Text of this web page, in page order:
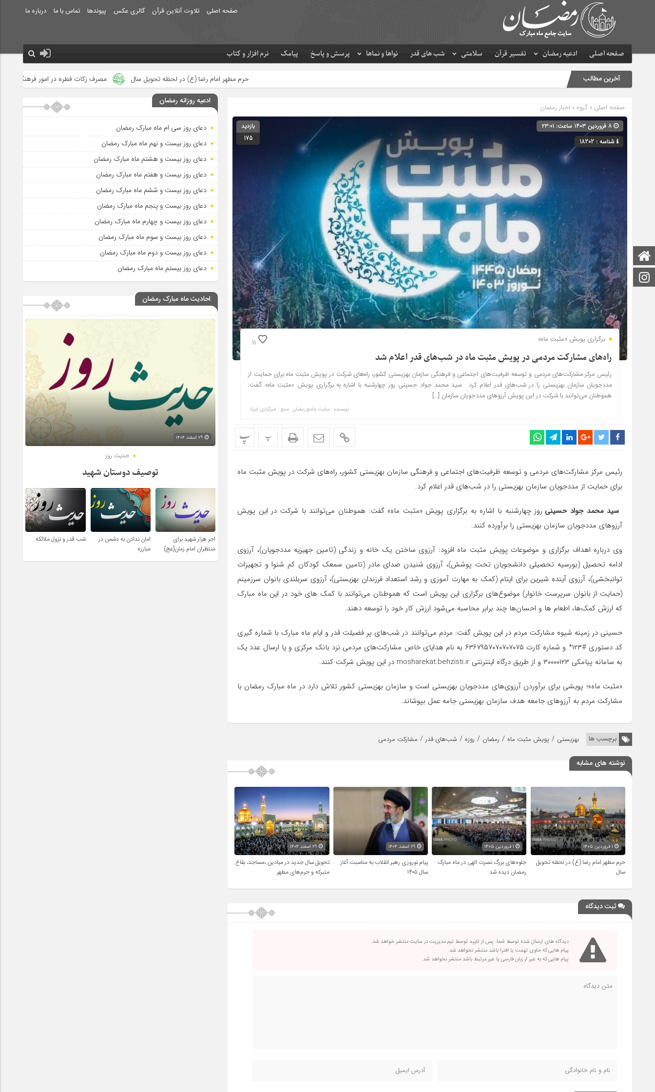
صفحه اصلی تلاوت آنلاین قرآن گالری عکس پیوندها تماس با ما درباره ما
صفحه اصلی ادعیه رمضان تفسیر قرآن سلامتی شب های قدر نواها و نماها پرسش و پاسخ پیامک نرم افزار و کتاب
صفحه اصلی
اینستاگرام
آخرین مطالب حرم مطهر امام رضا (ع) در لحظه تحویل سال مصرف زکات فطره در امور فرهنگی جلوه‌های بزرگ
صفحه اصلی » گروه » اخبار رمضان
شناسه : 18202
بازدید
175
11 برگزاری پویش «مثبت ماه»
راه‌های مشارکت مردمی در پویش مثبت ماه در شب‌های قدر اعلام شد
رئیس مرکز مشارکت‌های مردمی و توسعه ظرفیت‌های اجتماعی و فرهنگی سازمان بهزیستی کشور، راه‌های شرکت در پویش مثبت ماه برای حمایت از
مددجویان سازمان بهزیستی را در شب‌های قدر اعلام کرد. سید محمد جواد حسینی روز چهارشنبه با اشاره به برگزاری پویش «مثبت ماه» گفت:
هموطنان می‌توانند با شرکت در این پویش آرزوهای مددجویان سازمان […]
نویسنده : سایت جامع رمضان منبع : خبرگزاری ایرنا
پ پ
رئیس مرکز مشارکت‌های مردمی و توسعه ظرفیت‌های اجتماعی و فرهنگی سازمان بهزیستی کشور، راه‌های شرکت در پویش مثبت ماه
برای حمایت از مددجویان سازمان بهزیستی را در شب‌های قدر اعلام کرد.
سید محمد جواد حسینی روز چهارشنبه با اشاره به برگزاری پویش «مثبت ماه» گفت: هموطنان می‌توانند با شرکت در این پویش
آرزوهای مددجویان سازمان بهزیستی را برآورده کنند.
وی درباره اهداف برگزاری و موضوعات پویش مثبت ماه افزود: آرزوی ساختن یک خانه و زندگی (تامین جهیزیه مددجویان)، آرزوی
ادامه تحصیل (بورسیه تحصیلی دانشجویان تحت پوشش)، آرزوی شنیدن صدای مادر (تامین سمعک کودکان کم شنوا و تجهیزات
توانبخشی)، آرزوی آینده شیرین برای ایتام (کمک به مهارت آموزی و رشد استعداد فرزندان بهزیستی)، آرزوی سربلندی بانوان سرزمینم
(حمایت از بانوان سرپرست خانوار) موضوع‌های برگزاری این پویش است که هموطنان می‌توانند با کمک های خود در این ماه مبارک
که ارزش کمک‌ها، اطعام ها و احسان‌ها چند برابر محاسبه می‌شود ارزش کار خود را توسعه دهند.
حسینی در زمینه شیوه مشارکت مردم در این پویش گفت: مردم می‌توانند در شب‌های پر فضیلت قدر و ایام ماه مبارک با شماره گیری
کد دستوری #۱۲۳* و شماره کارت ۶۳۶۷۹۵۷۰۷۰۷۰۷۰۷۵ به نام هدایای خاص مشارکت‌های مردمی نزد بانک مرکزی و یا ارسال عدد یک
به سامانه پیامکی ۳۰۰۰۰۱۲۳ و از طریق درگاه اینترنتی mosharekat.behzisti.ir در این پویش شرکت کنند.
«مثبت ماه»؛ پویشی برای برآوردن آرزوی‌های مددجویان بهزیستی است و سازمان بهزیستی کشور تلاش دارد در ماه مبارک رمضان با
مشارکت مردم به آرزوهای جامعه هدف سازمان بهزیستی جامه عمل بپوشاند.
برچسب ها بهزیستی / پویش مثبت ماه / رمضان / روزه / شب‌های قدر / مشارکت مردمی
نوشته های مشابه
حرم مطهر امام رضا (ع) در لحظه تحویل
سال
۱ فروردین ۱۴۰۵
جلوه‌های بزرگ نصرت الهی در ماه مبارک
رمضان دیده شد
پیام نوروزی رهبر انقلاب به مناسبت آغاز
سال ۱۴۰۵
تحویل سال‌ جدید در میادین ،مساجد، بقاع
متبرکه‌ و حرم‌های‌ مطهر
ثبت دیدگاه
دیدگاه های ارسال شده توسط شما، پس از تایید توسط تیم مدیریت در سایت منتشر خواهد شد.
پیام هایی که حاوی تهمت یا افترا باشد منتشر نخواهد شد.
پیام هایی که به غیر از زبان فارسی یا غیر مرتبط باشد منتشر نخواهد شد.
ادعیه روزانه رمضان
دعای روز سی ام ماه مبارک رمضان
دعای روز بیست و نهم ماه مبارک رمضان
دعای روز بیست و هشتم ماه مبارک رمضان
دعای روز بیست و هفتم ماه مبارک رمضان
دعای روز بیست و ششم ماه مبارک رمضان
دعای روز بیست و پنجم ماه مبارک رمضان
دعای روز بیست و چهارم ماه مبارک رمضان
دعای روز بیست و سوم ماه مبارک رمضان
دعای روز بیست و دوم ماه مبارک رمضان
دعای روز بیستم ماه مبارک رمضان
احادیث ماه مبارک رمضان
حدیث روز
توصیف دوستان شهید
اجر هزار شهید برای
منتظران امام زمان(عج)
امان ندادن به دشمن در
مبارزه
شب قدر و نزول ملائکه